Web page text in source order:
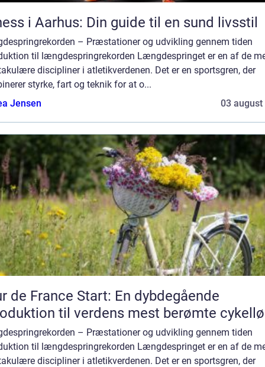
i Aarhus: Din guide til en sund livsstil
– Præstationer og udvikling gennem tiden
til længdespringrekorden Længdespringet er en af de
discipliner i atletikverdenen. Det er en sportsgren, der
styrke, fart og teknik for at o...
Jensen
03 august
de France Start: En dybdegående
til verdens mest berømte
– Præstationer og udvikling gennem tiden
til længdespringrekorden Længdespringet er en af de
discipliner i atletikverdenen. Det er en sportsgren, der